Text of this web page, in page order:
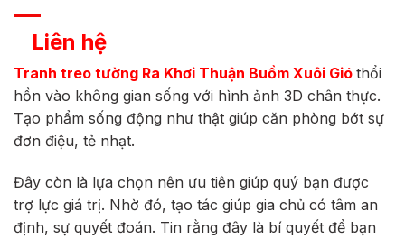
Liên hệ
Tranh treo tường Ra Khơi Thuận Buồm Xuôi Gió thổi
hồn vào không gian sống với hình ảnh 3D chân thực.
Tạo phẩm sống động như thật giúp căn phòng bớt sự
đơn điệu, tẻ nhạt.
Đây còn là lựa chọn nên ưu tiên giúp quý bạn được
trợ lực giá trị. Nhờ đó, tạo tác giúp gia chủ có tâm an
định, sự quyết đoán. Tin rằng đây là bí quyết để bạn